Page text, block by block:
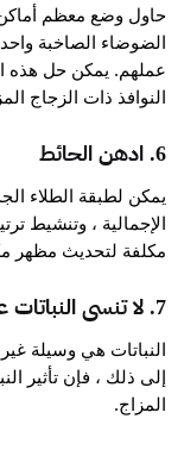
حاول وضع معظم
الضوضاء الصاخبة
عملهم. يمكن حل هذه
النوافذ ذات الزجاج
6. ادهن الحائط
يمكن لطبقة الطلاء
الإجمالية ، وتنشيط
مكلفة لتحديث مظهر
7. لا تنسى النباتات عند ترتيب أثاث المكاتب
النباتات هي وسيلة
إلى ذلك ، فإن تأثير
المزاج.